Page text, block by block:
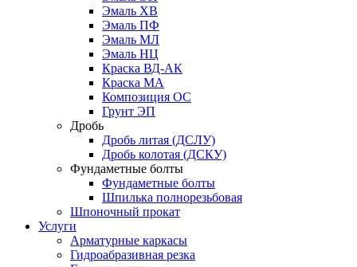
Эмаль ХВ
Эмаль ПФ
Эмаль МЛ
Эмаль НЦ
Краска ВД-АК
Краска МА
Композиция ОС
Грунт ЭП
Дробь
Дробь литая (ДСЛУ)
Дробь колотая (ДСКУ)
Фундаметные болты
Фундаметные болты
Шпилька полнорезьбовая
Шпоночный прокат
Услуги
Арматурные каркасы
Гидроабразивная резка